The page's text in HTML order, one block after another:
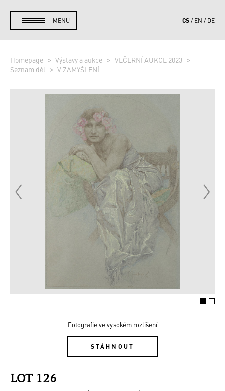
MENU CS EN DE
Homepage Výstavy a aukce
VEČERNÍ AUKCE 2023
Seznam děl
V ZAMYŠLENÍ
Fotografie ve vysokém rozlišení
STÁHNOUT
LOT 126